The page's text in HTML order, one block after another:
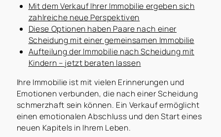
Mit dem Verkauf Ihrer Immobilie ergeben sich
zahlreiche neue Perspektiven
Diese Optionen haben Paare nach einer
Scheidung mit einer gemeinsamen Immobilie
Aufteilung der Immobilie nach Scheidung mit
Kindern – jetzt beraten lassen
Ihre Immobilie ist mit vielen Erinnerungen und
Emotionen verbunden, die nach einer Scheidung
schmerzhaft sein können. Ein Verkauf ermöglicht
einen emotionalen Abschluss und den Start eines
neuen Kapitels in Ihrem Leben.